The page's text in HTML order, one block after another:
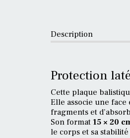
Description
Protection
Cette plaque
Elle associe une face
fragments et
Son format15 × 20
le corps et sa